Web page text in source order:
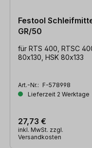
Festool
GR/50
für RTS 400, RTSC
80x130, HSK 80x133
Art.-Nr.: F-578998
Lieferzeit 2 Werktage
27,73 €
inkl. MwSt. zzgl.
Versandkosten